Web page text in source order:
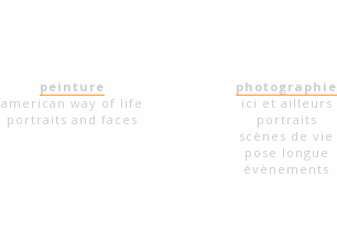
peinture
american way of life
portraits and faces
photographie
ici et ailleurs
portraits
scènes de vie
pose longue
évènements